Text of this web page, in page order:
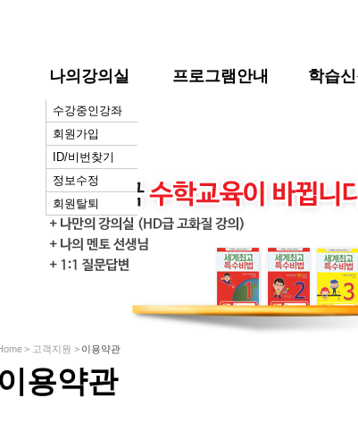
나의강의실
수강중인강좌
회원가입
ID/비번찾기
정보수정
회원탈퇴
프로그램안내
저자의 말
학습방법
오필운수학노
학습
단체학습
> 고객지원 > 이용약관
이용약관